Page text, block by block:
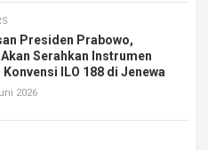
Presiden Prabowo,
Serahkan Instrumen
Konvensi ILO 188 di Jenewa
2026